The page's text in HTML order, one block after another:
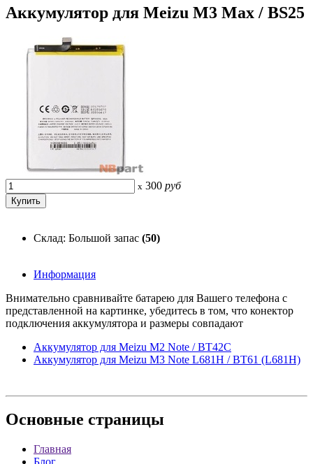
Аккумулятор для Meizu M3 Max / BS25
x 300 руб
Склад: Большой запас (50)
Информация
Внимательно сравнивайте батарею для Вашего телефона с
представленной на картинке, убедитесь в том, что конектор
подключения аккумулятора и размеры совпадают
Аккумулятор для Meizu M2 Note / BT42C
Аккумулятор для Meizu M3 Note L681H / BT61 (L681H)
Основные страницы
Главная